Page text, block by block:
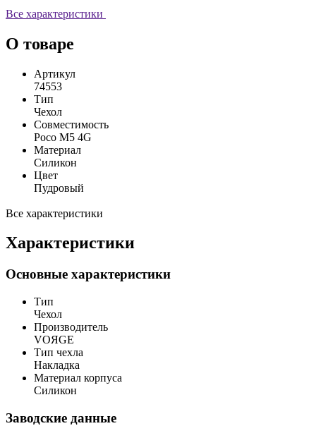
Все характеристики
О товаре
Артикул
74553
Тип
Чехол
Совместимость
Poco M5 4G
Материал
Силикон
Цвет
Пудровый
Все характеристики
Характеристики
Основные характеристики
Тип
Чехол
Производитель
VOЯGE
Тип чехла
Накладка
Материал корпуса
Силикон
Заводские данные